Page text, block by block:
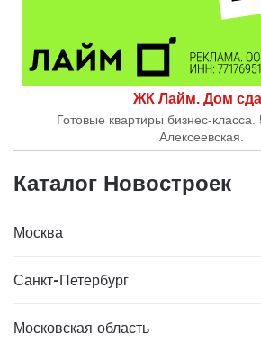
ЖК Лайм. Дом
Готовые квартиры бизнес-класса.
Алексеевская.
Каталог Новостроек
Москва
Санкт-Петербург
Московская область